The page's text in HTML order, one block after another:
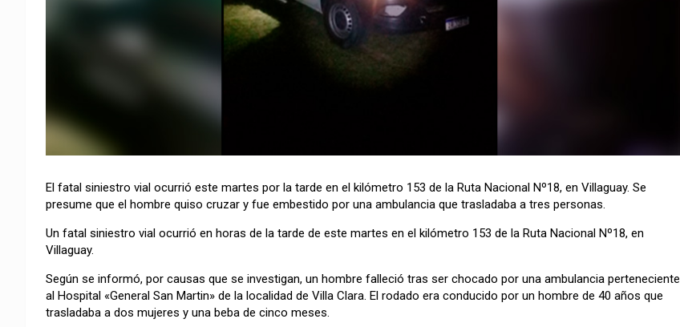
El fatal siniestro vial ocurrió este martes por la tarde en el kilómetro 153 de la Ruta Nacional Nº18, en Villaguay. Se
presume que el hombre quiso cruzar y fue embestido por una ambulancia que trasladaba a tres personas.
Un fatal siniestro vial ocurrió en horas de la tarde de este martes en el kilómetro 153 de la Ruta Nacional Nº18, en
Villaguay.
Según se informó, por causas que se investigan, un hombre falleció tras ser chocado por una ambulancia perteneciente
al Hospital «General San Martin» de la localidad de Villa Clara. El rodado era conducido por un hombre de 40 años que
trasladaba a dos mujeres y una beba de cinco meses.